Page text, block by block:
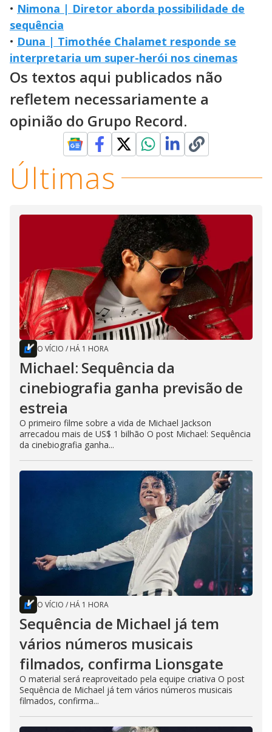
• Nimona | Diretor aborda possibilidade de
sequência
• Duna | Timothée Chalamet responde se
interpretaria um super-herói nos cinemas
Os textos aqui publicados não
refletem necessariamente a
opinião do Grupo Record.
Últimas
O VÍCIO / HÁ 1 HORA
Michael: Sequência da
cinebiografia ganha previsão de
estreia
O primeiro filme sobre a vida de Michael Jackson
arrecadou mais de US$ 1 bilhão O post Michael: Sequência
da cinebiografia ganha...
O VÍCIO / HÁ 1 HORA
Sequência de Michael já tem
vários números musicais
filmados, confirma Lionsgate
O material será reaproveitado pela equipe criativa O post
Sequência de Michael já tem vários números musicais
filmados, confirma...